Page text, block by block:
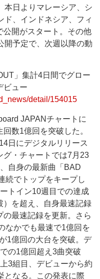
本日よりマレーシア、シ
ド、インドネシア、フィ
公開がスタート。その他
開予定で、次週以降の動
」集計4日間でグロー
ビュー
detail/154015
JAPANチャートに
数1億回を突破した。
日にデジタルリリース
グ・チャートでは7月23
自身の最新曲「BAD
続でトップをキープし
トイン10週目での達成
）を超え、自身最速記録
最速記録を更新。さら
なかでも最速で1億回を
1億回の大台を突破。デ
の1億回超え3曲突破
3組目、デビューから約
となる。この発表に際